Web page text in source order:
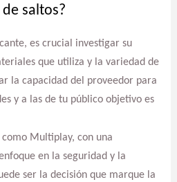
saltos?
es crucial investigar su
que utiliza y la variedad de
la capacidad del proveedor para
y a las de tu público objetivo es
Multiplay, con una
en la seguridad y la
ser la decisión que marque la